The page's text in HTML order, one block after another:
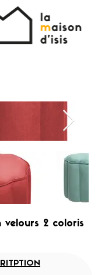
velours 2 coloris